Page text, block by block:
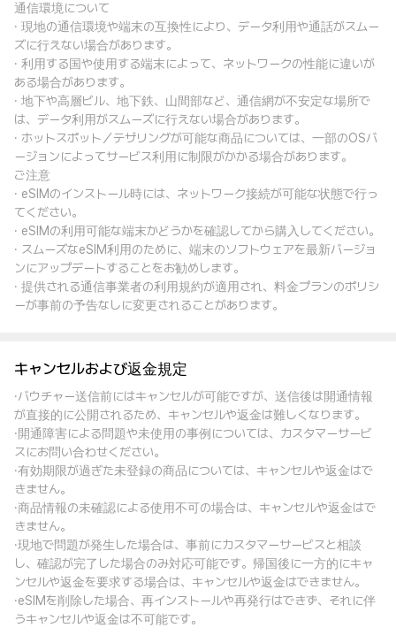
通信環境について
· 現地の通信環境や端末の互換性により、データ利用や通話がスムー
ズに行えない場合があります。
· 利用する国や使用する端末によって、ネットワークの性能に違いが
ある場合があります。
· 地下や高層ビル、地下鉄、山間部など、通信網が不安定な場所で
は、データ利用がスムーズに行えない場合があります。
· ホットスポット／テザリングが可能な商品については、一部のOSバ
ージョンによってサービス利用に制限がかかる場合があります。
ご注意
· eSIMのインストール時には、ネットワーク接続が可能な状態で行っ
てください。
· eSIMの利用可能な端末かどうかを確認してから購入してください。
· スムーズなeSIM利用のために、端末のソフトウェアを最新バージョ
ンにアップデートすることをお勧めします。
· 提供される通信事業者の利用規約が適用され、料金プランのポリシ
ーが事前の予告なしに変更されることがあります。
キャンセルおよび返金規定
·バウチャー送信前にはキャンセルが可能ですが、送信後は開通情報
が直接的に公開されるため、キャンセルや返金は難しくなります。
·開通障害による問題や未使用の事例については、カスタマーサービ
スにお問い合わせください。
·有効期限が過ぎた未登録の商品については、キャンセルや返金はで
きません。
·商品情報の未確認による使用不可の場合は、キャンセルや返金はで
きません。
·現地で問題が発生した場合は、事前にカスタマーサービスと相談
し、確認が完了した場合のみ対応可能です。帰国後に一方的にキャ
ンセルや返金を要求する場合は、キャンセルや返金はできません。
·eSIMを削除した場合、再インストールや再発行はできず、それに伴
うキャンセルや返金は不可能です。